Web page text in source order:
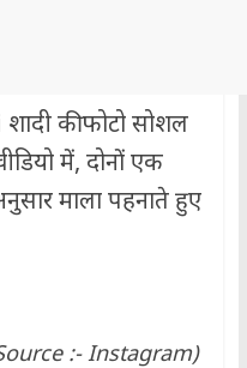
की फोटो सोशल
में, दोनों एक
माला पहनाते हुए
:- Instagram)